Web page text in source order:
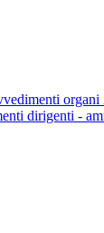
dirigenti -